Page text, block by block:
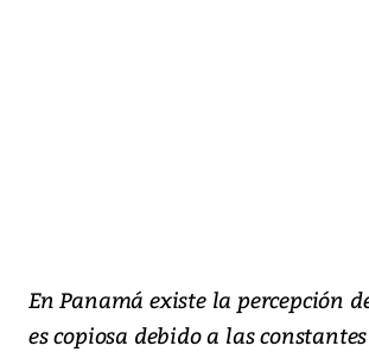
En Panamá existe la percepción
es copiosa debido a las